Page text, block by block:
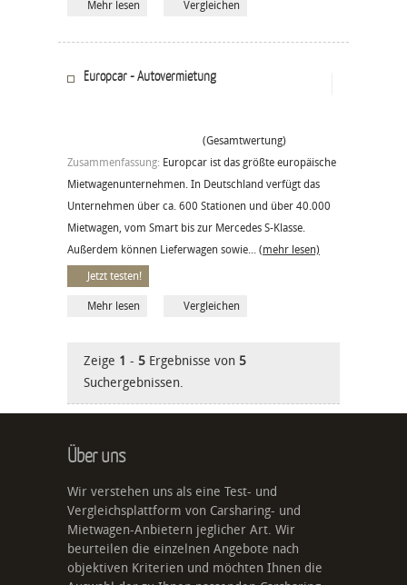
Mehr lesen Vergleichen
Europcar - Autovermietung
(Gesamtwertung)
Zusammenfassung: Europcar ist das größte europäische
Mietwagenunternehmen. In Deutschland verfügt das
Unternehmen über ca. 600 Stationen und über 40.000
Mietwagen, vom Smart bis zur Mercedes S-Klasse.
Außerdem können Lieferwagen sowie... (mehr lesen)
Jetzt testen!
Mehr lesen Vergleichen
Zeige 1 - 5 Ergebnisse von 5
Suchergebnissen.
Über uns
Wir verstehen uns als eine Test- und
Vergleichsplattform von Carsharing- und
Mietwagen-Anbietern jeglicher Art. Wir
beurteilen die einzelnen Angebote nach
objektiven Kriterien und möchten Ihnen die